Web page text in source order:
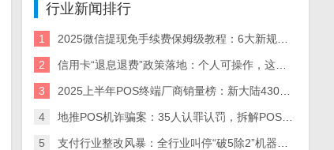
行业新闻排行
1 2025微信提现免手续费保姆级教程：6大新规方法+省钱策略（附风险预警）
2 信用卡“退息退费”政策落地：个人可操作，这些银行支持退！
3 2025上半年POS终端厂商销量榜：新大陆430万台领跑，5大厂商业绩分化解析
4 地推POS机诈骗案：35人认罪认罚，拆解POS机黑灰产业链与自保指南
5 支付行业整改风暴：全行业叫停“破5除2”机器，关停/涨价潮来袭